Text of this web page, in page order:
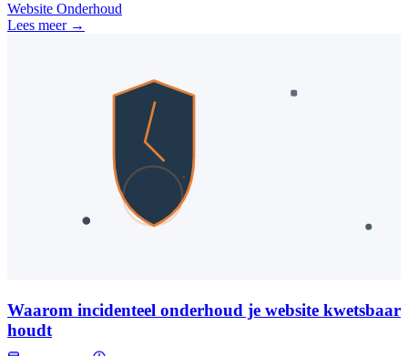
Website Onderhoud
Lees meer →
Waarom incidenteel onderhoud je website kwetsbaar
houdt